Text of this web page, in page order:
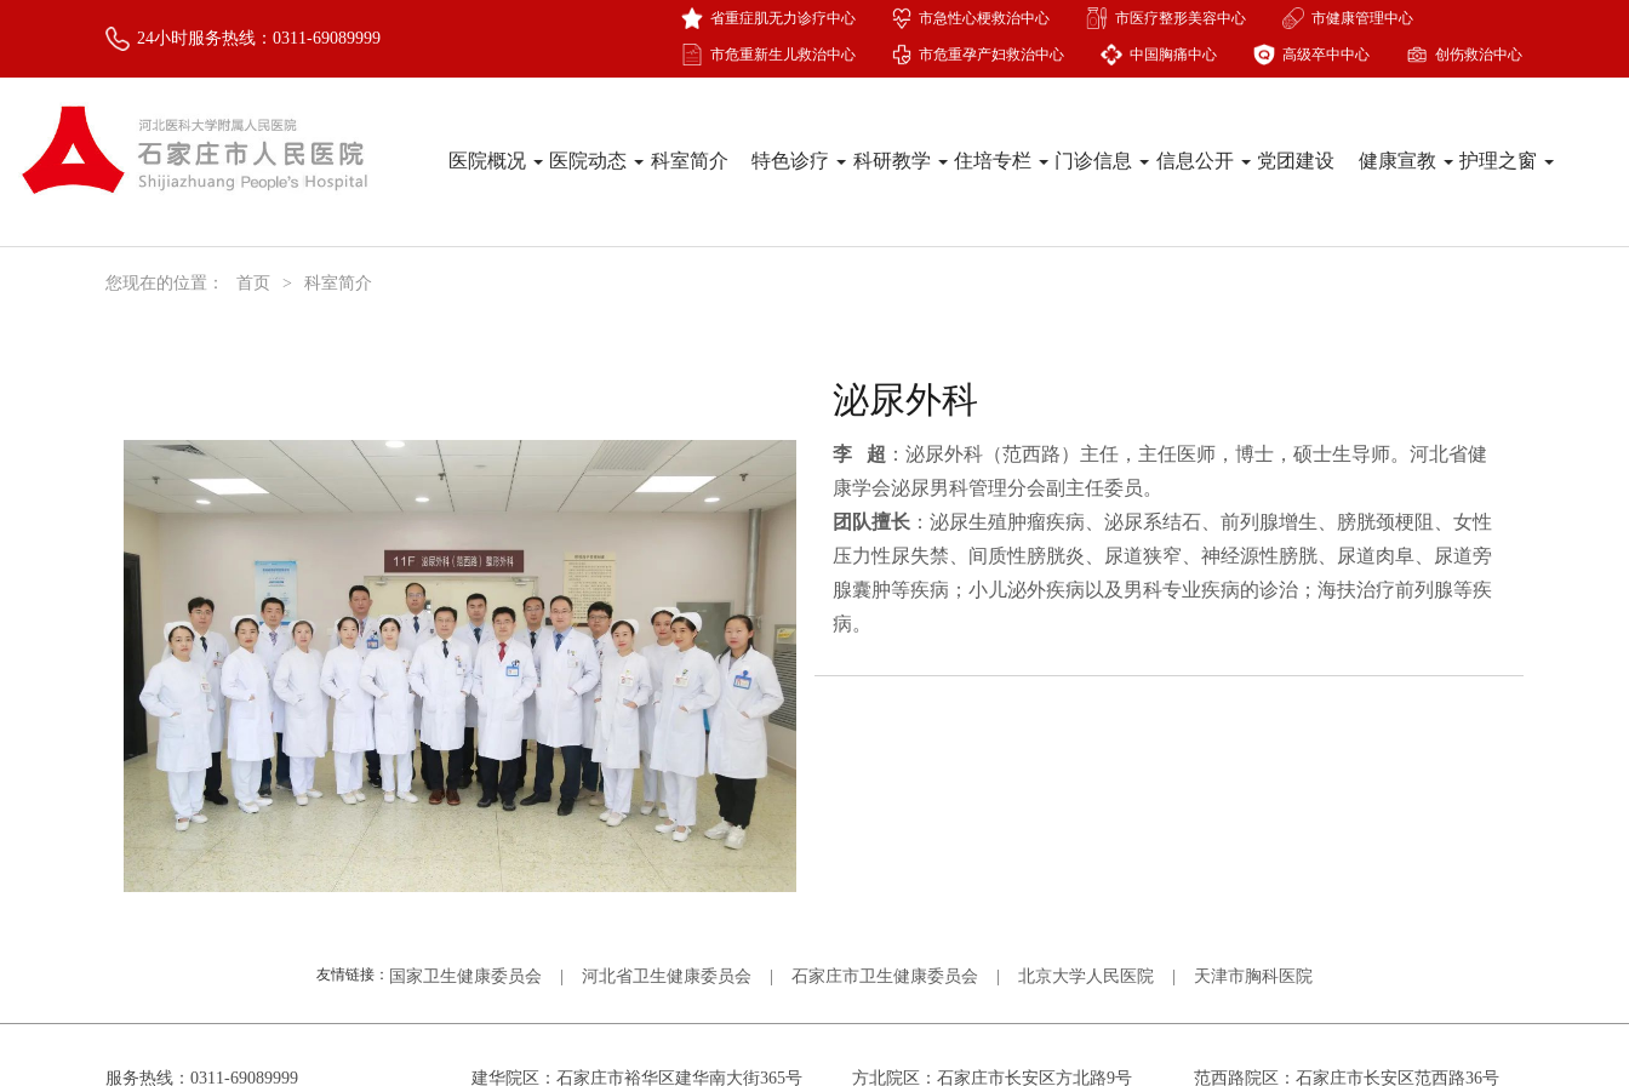
24小时服务热线：0311-69089999
省重症肌无力诊疗中心 市急性心梗救治中心 市医疗整形美容中心 市健康管理中心
市危重新生儿救治中心 市危重孕产妇救治中心 中国胸痛中心 高级卒中中心 创伤救治中心
医院概况 医院动态 科室简介 特色诊疗 科研教学 住培专栏 门诊信息 信息公开 党团建设 健康宣教 护理之窗
您现在的位置： 首页 > 科室简介
泌尿外科
李 超 ：泌尿外科（范西路）主任，主任医师，博士，硕士生导师。河北省健
康学会泌尿男科管理分会副主任委员。
团队擅长 ：泌尿生殖肿瘤疾病、泌尿系结石、前列腺增生、膀胱颈梗阻、女性
压力性尿失禁、间质性膀胱炎、尿道狭窄、神经源性膀胱、尿道肉阜、尿道旁
腺囊肿等疾病；小儿泌外疾病以及男科专业疾病的诊治；海扶治疗前列腺等疾
病。
友情链接： 国家卫生健康委员会 | 河北省卫生健康委员会 | 石家庄市卫生健康委员会 | 北京大学人民医院 | 天津市胸科医院
服务热线：0311-69089999 建华院区：石家庄市裕华区建华南大街365号 方北院区：石家庄市长安区方北路9号 范西路院区：石家庄市长安区范西路36号